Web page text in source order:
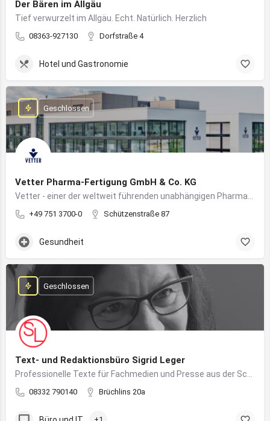
Der Bären im Allgäu
Tief verwurzelt im Allgäu. Echt. Natürlich. Herzlich
08363-927130 Dorfstraße 4
Hotel und Gastronomie
Vetter Pharma-Fertigung GmbH & Co. KG
+49 751 3700-0 Schützenstraße 87
Geschlossen
Gesundheit
Text- und Redaktionsbüro Sigrid Leger
08332 790140 Brüchlins 20a
Geschlossen
+1